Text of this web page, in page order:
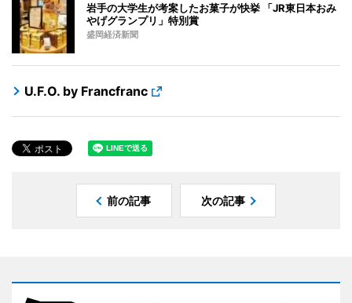
岩手の大学生が考案したお菓子が快挙 「JR東日本おみ
やげグランプリ」特別賞
盛岡経済新聞
U.F.O. by Francfranc
前の記事 次の記事